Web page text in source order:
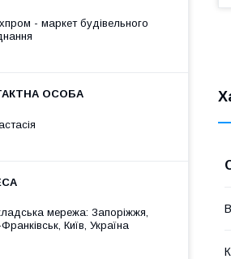
- маркет будівельного
мережа: Запоріжжя,
Київ, Україна